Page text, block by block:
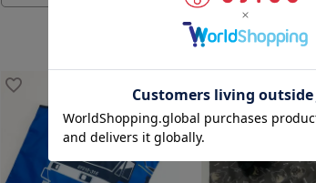
入荷お知らせ